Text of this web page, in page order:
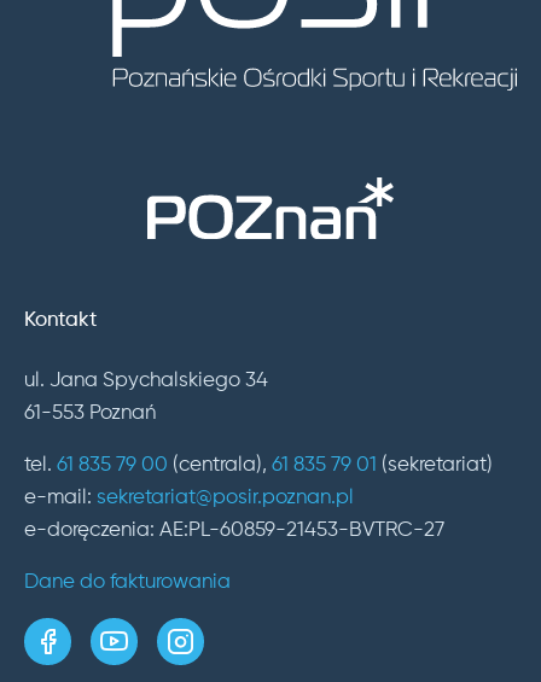
Kontakt
ul. Jana Spychalskiego 34
61-553 Poznań
tel. 61 835 79 00 (centrala), 61 835 79 01 (sekretariat)
e-mail: sekretariat@posir.poznan.pl
e-doręczenia: AE:PL-60859-21453-BVTRC-27
Dane do fakturowania
strona w serwisie Facebook
kanał w serwisie YouTube
profil w serwisie Instagram